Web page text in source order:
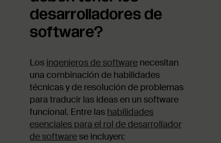
desarrolladores de
software?
Los ingenieros de software necesitan
una combinación de habilidades
técnicas y de resolución de problemas
para traducir las ideas en un software
funcional. Entre las habilidades
esenciales para el rol de desarrollador
de software se incluyen: